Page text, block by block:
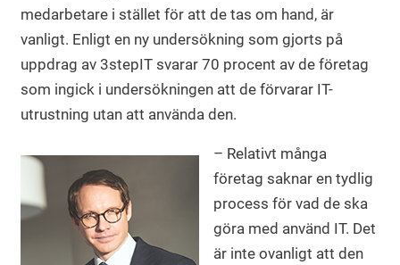
medarbetare i stället för att de tas om hand, är
vanligt. Enligt en ny undersökning som gjorts på
uppdrag av 3stepIT svarar 70 procent av de företag
som ingick i undersökningen att de förvarar IT-
utrustning utan att använda den.
– Relativt många
företag saknar en tydlig
process för vad de ska
göra med använd IT. Det
är inte ovanligt att den